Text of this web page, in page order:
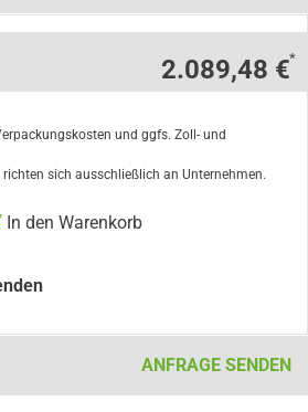
2.089,48 €*
und ggfs. Zoll- und
richten sich ausschließlich an Unternehmen.
In den Warenkorb
ANFRAGE SENDEN